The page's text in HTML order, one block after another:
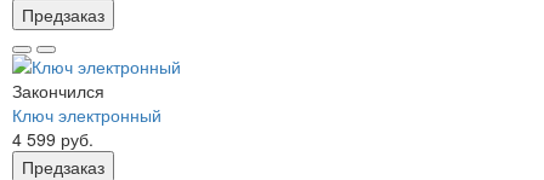
Предзаказ
Закончился
Ключ электронный
4 599 руб.
Предзаказ